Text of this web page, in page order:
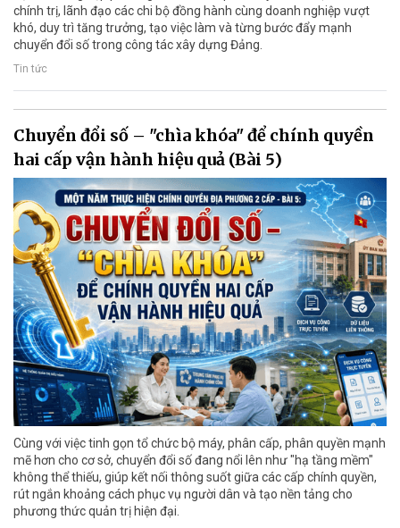
chính trị, lãnh đạo các chi bộ đồng hành cùng doanh nghiệp vượt
khó, duy trì tăng trưởng, tạo việc làm và từng bước đẩy mạnh
chuyển đổi số trong công tác xây dựng Đảng.
Tin tức
Chuyển đổi số – "chìa khóa" để chính quyền
hai cấp vận hành hiệu quả (Bài 5)
Cùng với việc tinh gọn tổ chức bộ máy, phân cấp, phân quyền mạnh
mẽ hơn cho cơ sở, chuyển đổi số đang nổi lên như "hạ tầng mềm"
không thể thiếu, giúp kết nối thông suốt giữa các cấp chính quyền,
rút ngắn khoảng cách phục vụ người dân và tạo nền tảng cho
phương thức quản trị hiện đại.